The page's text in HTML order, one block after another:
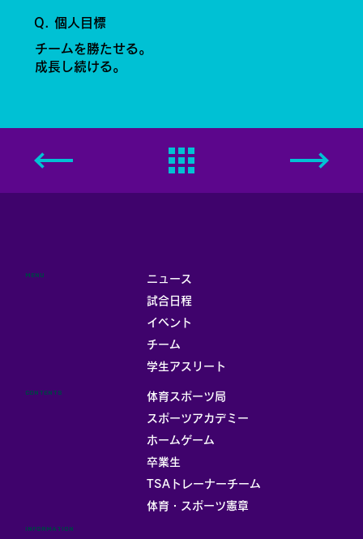
チームを勝たせる。
成長し続ける。
Q. 個人目標
ニュース
試合日程
イベント
チーム
学生アスリート
MENU
体育スポーツ局
スポーツアカデミー
ホームゲーム
卒業生
TSAトレーナーチーム
体育・スポーツ憲章
CONTENTS
INFORMATION